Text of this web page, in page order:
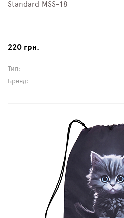
Standard MSS-18
220 грн.
Тип:
Бренд: